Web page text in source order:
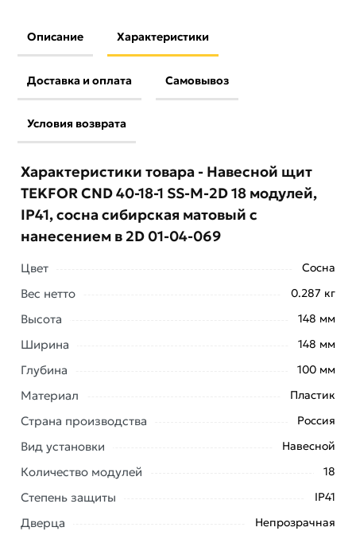
Описание Характеристики
Доставка и оплата Самовывоз
Условия возврата
Условия доставки и цены на товар Навесной щит
сибирская матовый с нанесением в 2D 01-04-069 из
категории
действительны в
Москве и области.
Наши профессиональные менеджеры обработают
заказ и свяжутся с Вами для согласования условий
доставки или самовывоза. Перед оформлением
онлайн заказа рекомендуем ознакомиться с
описанием, характеристиками и отзывами.
Данний товар от производителя
сертифицирован,
соответствует всем стандартам качества. Возврат
Характеристики товара - Навесной щит
TEKFOR CND 40-18-1 SS-M-2D 18 модулей,
IP41, сосна сибирская матовый с
нанесением в 2D 01-04-069
Цвет Сосна
Вес нетто 0.287 кг
Высота 148 мм
Ширина 148 мм
Глубина 100 мм
Материал Пластик
Страна производства Россия
Вид установки Навесной
Количество модулей 18
Степень защиты IP41
Дверца Непрозрачная